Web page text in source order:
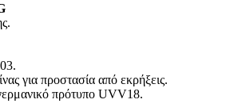
για προστασία από εκρήξεις.
πρότυπο UVV18.